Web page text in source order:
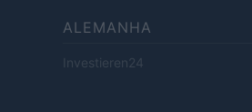
ALEMANHA
Investieren24